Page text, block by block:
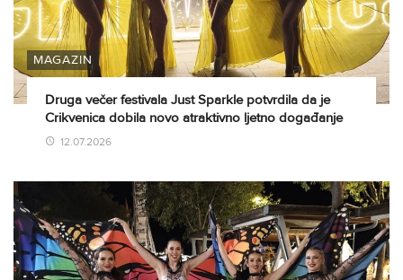
MAGAZIN
Druga večer festivala Just Sparkle potvrdila da je
Crikvenica dobila novo atraktivno ljetno događanje
12.07.2026